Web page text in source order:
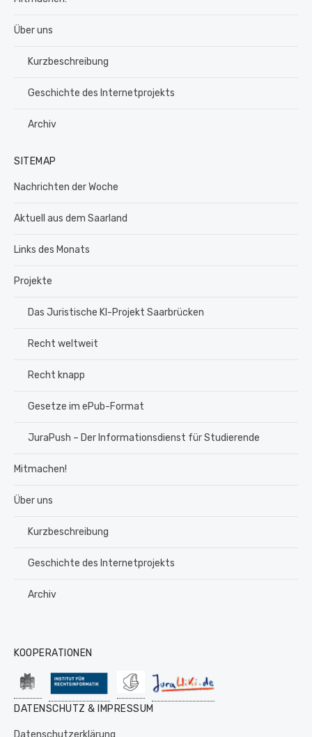
Über uns
Kurzbeschreibung
Geschichte des Internetprojekts
Archiv
SITEMAP
Nachrichten der Woche
Aktuell aus dem Saarland
Links des Monats
Projekte
Das Juristische KI-Projekt Saarbrücken
Recht weltweit
Recht knapp
Gesetze im ePub-Format
JuraPush – Der Informationsdienst für Studierende
Mitmachen!
Über uns
Kurzbeschreibung
Geschichte des Internetprojekts
Archiv
KOOPERATIONEN
DATENSCHUTZ & IMPRESSUM